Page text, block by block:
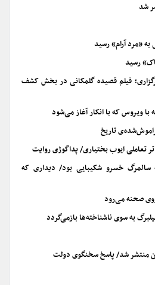
شد
به «مرد آرام» رسید
رسید
فیلم قصیده گلمکانی در بخش کشف
ویروس که با انکار آغاز می‌شود
تاریخ
تعاملی ایوب بختیاری/ پداگوژی روایت
۲۸ تیری که سالمرگ خسرو شکیبایی بود/ دیداری که
صحنه می‌رود
به سوی ناشناخته‌ها بازمی‌گردد
منتشر شد/ پاسخ سخنگوی دولت